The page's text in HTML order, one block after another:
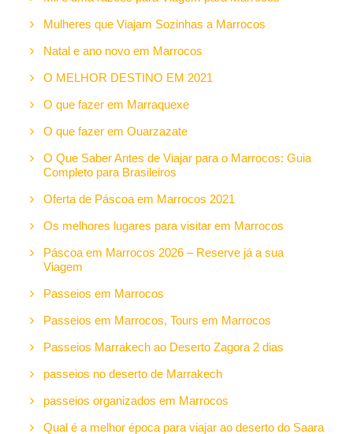
Mulheres que Viajam Sozinhas a Marrocos
Natal e ano novo em Marrocos
O MELHOR DESTINO EM 2021
O que fazer em Marraquexe
O que fazer em Ouarzazate
O Que Saber Antes de Viajar para o Marrocos: Guia
Completo para Brasileiros
Oferta de Páscoa em Marrocos 2021
Os melhores lugares para visitar em Marrocos
Páscoa em Marrocos 2026 – Reserve já a sua
Viagem
Passeios em Marrocos
Passeios em Marrocos, Tours em Marrocos
Passeios Marrakech ao Deserto Zagora 2 dias
passeios no deserto de Marrakech
passeios organizados em Marrocos
Qual é a melhor época para viajar ao deserto do Saara